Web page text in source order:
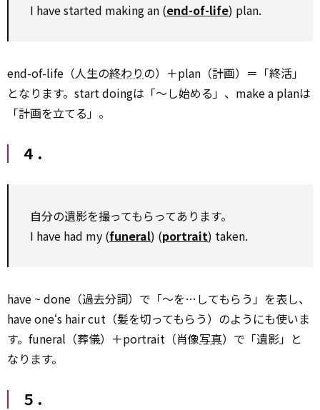
I have started making an (end-of-life) plan.
end-of-life（人生の終わりの）＋plan（計画）＝「終活」
となります。start doingは「～し始める」、make a planは
「計画を立てる」。
４．
自分の遺影を撮ってもらってあります。
I have had my (funeral) (portrait) taken.
have ~ done（過去分詞）で「～を…してもらう」を表し、
have one‘s hair cut（髪を切ってもらう）のようにも使いま
す。funeral（葬儀）＋portrait（肖像写真）で「遺影」と
なります。
５．